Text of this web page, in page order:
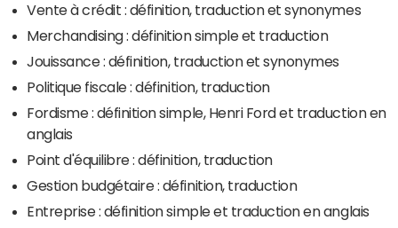
Vente à crédit : définition, traduction et synonymes
Merchandising : définition simple et traduction
Jouissance : définition, traduction et synonymes
Politique fiscale : définition, traduction
Fordisme : définition simple, Henri Ford et traduction en
anglais
Point d'équilibre : définition, traduction
Gestion budgétaire : définition, traduction
Entreprise : définition simple et traduction en anglais